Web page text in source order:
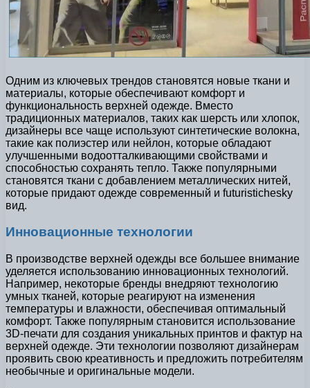
Одним из ключевых трендов становятся новые ткани и
материалы, которые обеспечивают комфорт и
функциональность верхней одежде. Вместо
традиционных материалов, таких как шерсть или хлопок,
дизайнеры все чаще используют синтетические волокна,
такие как полиэстер или нейлон, которые обладают
улучшенными водоотталкивающими свойствами и
способностью сохранять тепло. Также популярными
становятся ткани с добавлением металлических нитей,
которые придают одежде современный и futuristichesky
вид.
Инновационные технологии
В производстве верхней одежды все большее внимание
уделяется использованию инновационных технологий.
Например, некоторые бренды внедряют технологию
умных тканей, которые реагируют на изменения
температуры и влажности, обеспечивая оптимальный
комфорт. Также популярным становится использование
3D-печати для создания уникальных принтов и фактур на
верхней одежде. Эти технологии позволяют дизайнерам
проявить свою креативность и предложить потребителям
необычные и оригинальные модели.